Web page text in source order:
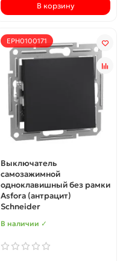
В корзину
EPH0100171
Выключатель
самозажимной
одноклавишный без рамки
Asfora (антрацит)
Schneider
В наличии ✓